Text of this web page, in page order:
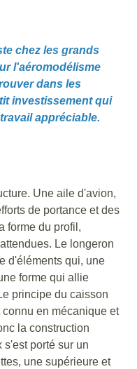
chez les grands
l'aéromodélisme
dans les
investissement qui
appréciable.
Une aile d'avion,
de portance et des
forme du profil,
Le longeron
d'éléments qui, une
forme qui allie
principe du caisson
en mécanique et
la construction
s'est porté sur un
une supérieure et